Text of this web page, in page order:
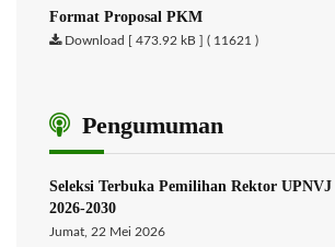
Format Proposal PKM
Download [ 473.92 kB ] ( 11621 )
Pengumuman
Seleksi Terbuka Pemilihan Rektor
2026-2030
Jumat, 22 Mei 2026